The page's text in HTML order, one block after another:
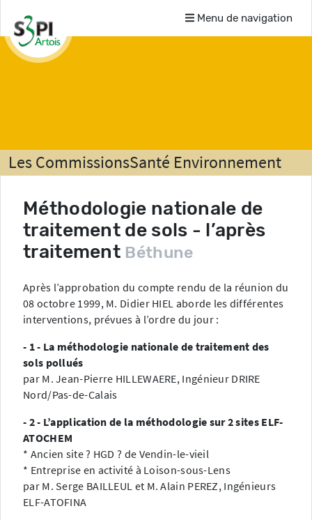
Menu de navigation
Les CommissionsSanté Environnement
Méthodologie nationale de
traitement de sols - l’après
traitement Béthune
Après l’approbation du compte rendu de la réunion du
08 octobre 1999, M. Didier HIEL aborde les différentes
interventions, prévues à l’ordre du jour :
- 1 - La méthodologie nationale de traitement des
sols pollués
par M. Jean-Pierre HILLEWAERE, Ingénieur DRIRE
Nord/Pas-de-Calais
- 2 - L’application de la méthodologie sur 2 sites ELF-
ATOCHEM
* Ancien site ? HGD ? de Vendin-le-vieil
* Entreprise en activité à Loison-sous-Lens
par M. Serge BAILLEUL et M. Alain PEREZ, Ingénieurs
ELF-ATOFINA